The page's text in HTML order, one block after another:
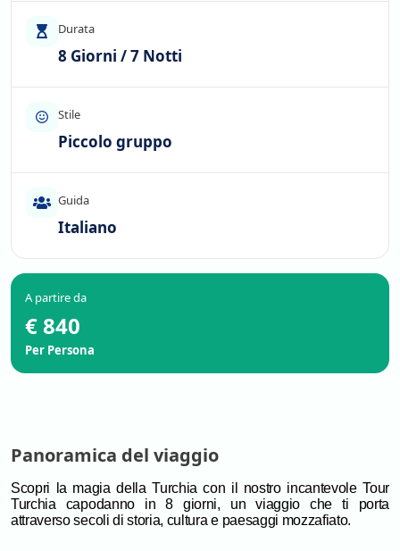
Durata
8 Giorni / 7 Notti
Stile
Piccolo gruppo
Guida
Italiano
A partire da
€ 840
Per Persona
Panoramica del viaggio
Scopri la magia della Turchia con il nostro incantevole Tour
Turchia capodanno in 8 giorni, un viaggio che ti porta
attraverso secoli di storia, cultura e paesaggi mozzafiato.